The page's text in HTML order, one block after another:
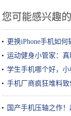
您可能感兴趣
更换iPhone手机如
运动健身小管家：
学生手机哪个好，小
手机厂商疯狂堆料
国产手机压轴之作